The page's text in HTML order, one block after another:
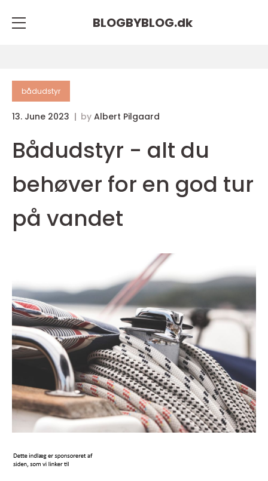
BLOGBYBLOG.dk
bådudstyr
13. June 2023 by Albert Pilgaard
Bådudstyr - alt du
behøver for en god tur
på vandet